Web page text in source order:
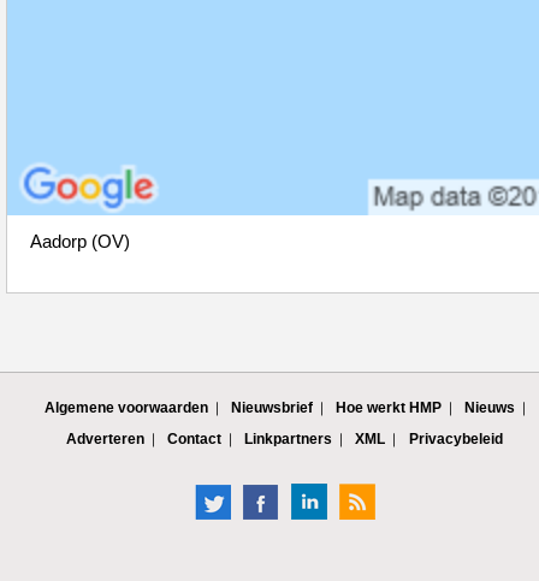
Aadorp (OV)
Algemene voorwaarden Nieuwsbrief Hoe werkt HMP
Nieuws
Adverteren
Contact Linkpartners XML Privacybeleid